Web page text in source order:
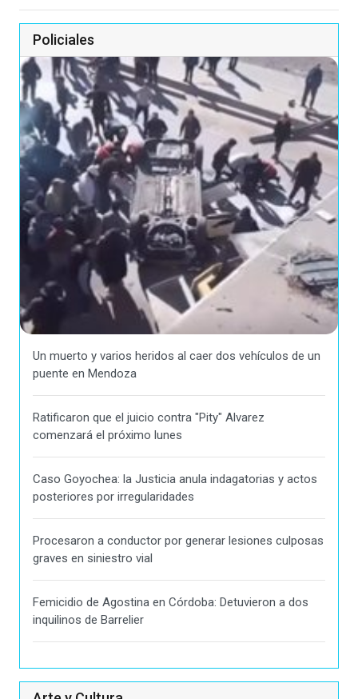
Policiales
Un muerto y varios heridos al caer dos vehículos de un
puente en Mendoza
Ratificaron que el juicio contra "Pity" Alvarez
comenzará el próximo lunes
Caso Goyochea: la Justicia anula indagatorias y actos
posteriores por irregularidades
Procesaron a conductor por generar lesiones culposas
graves en siniestro vial
Femicidio de Agostina en Córdoba: Detuvieron a dos
inquilinos de Barrelier